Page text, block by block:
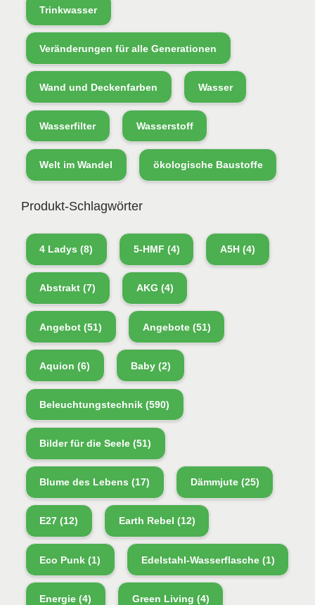
Trinkwasser
Veränderungen für alle Generationen
Wand und Deckenfarben Wasser
Wasserfilter Wasserstoff
Welt im Wandel ökologische Baustoffe
Produkt-Schlagwörter
4 Ladys (8) 5-HMF (4) A5H(4)
Abstrakt (7) AKG (4)
Angebot (51) Angebote(51)
Aquion (6) Baby(2)
Beleuchtungstechnik (590)
Bilder für die Seele (51)
Blume des Lebens (17) Dämmjute(25)
E27 (12) Earth Rebel (12)
Eco Punk (1) Edelstahl-Wasserflasche(1)
Energie (4) Green Living (4)